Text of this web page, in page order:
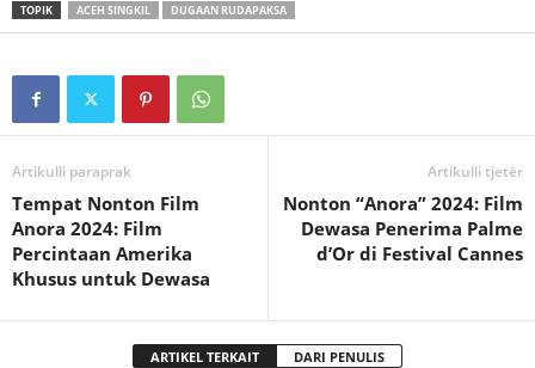
TOPIK ACEH SINGKIL DUGAAN RUDAPAKSA
Artikulli paraprak
Tempat Nonton Film
Anora 2024: Film
Percintaan Amerika
Khusus untuk Dewasa
Artikulli tjetër
Nonton “Anora” 2024: Film
Dewasa Penerima Palme
d’Or di Festival Cannes
ARTIKEL TERKAIT DARI PENULIS